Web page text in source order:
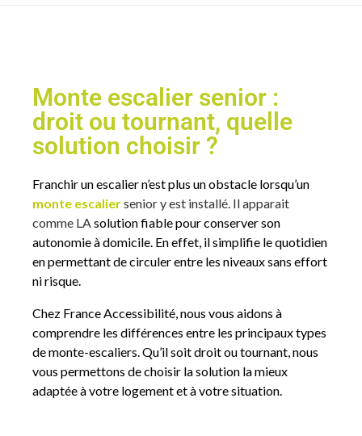
Monte escalier senior :
droit ou tournant, quelle
solution choisir ?
Franchir un escalier n’est plus un obstacle lorsqu’un
monte escaliersenior y est installé. Il apparait
comme LAsolution fiable pour conserver son
autonomie à domicile. En effet, il simplifie le quotidien
en permettant de circuler entre les niveaux sans effort
ni risque.
Chez France Accessibilité, nous vous aidons à
comprendre les différences entre les principaux types
de monte-escaliers. Qu’il soit droit ou tournant, nous
vous permettons de choisir la solution la mieux
adaptée à votre logement et à votre situation.